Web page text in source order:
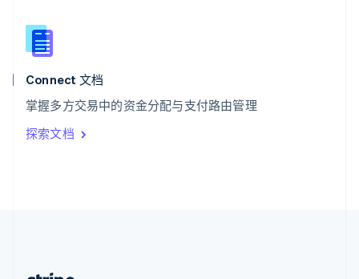
Connect 文档
掌握多方交易中的资金分配与支付路由管理
探索文档
新西兰
English
匈牙利
English
ItalianoEnglish
印度
English